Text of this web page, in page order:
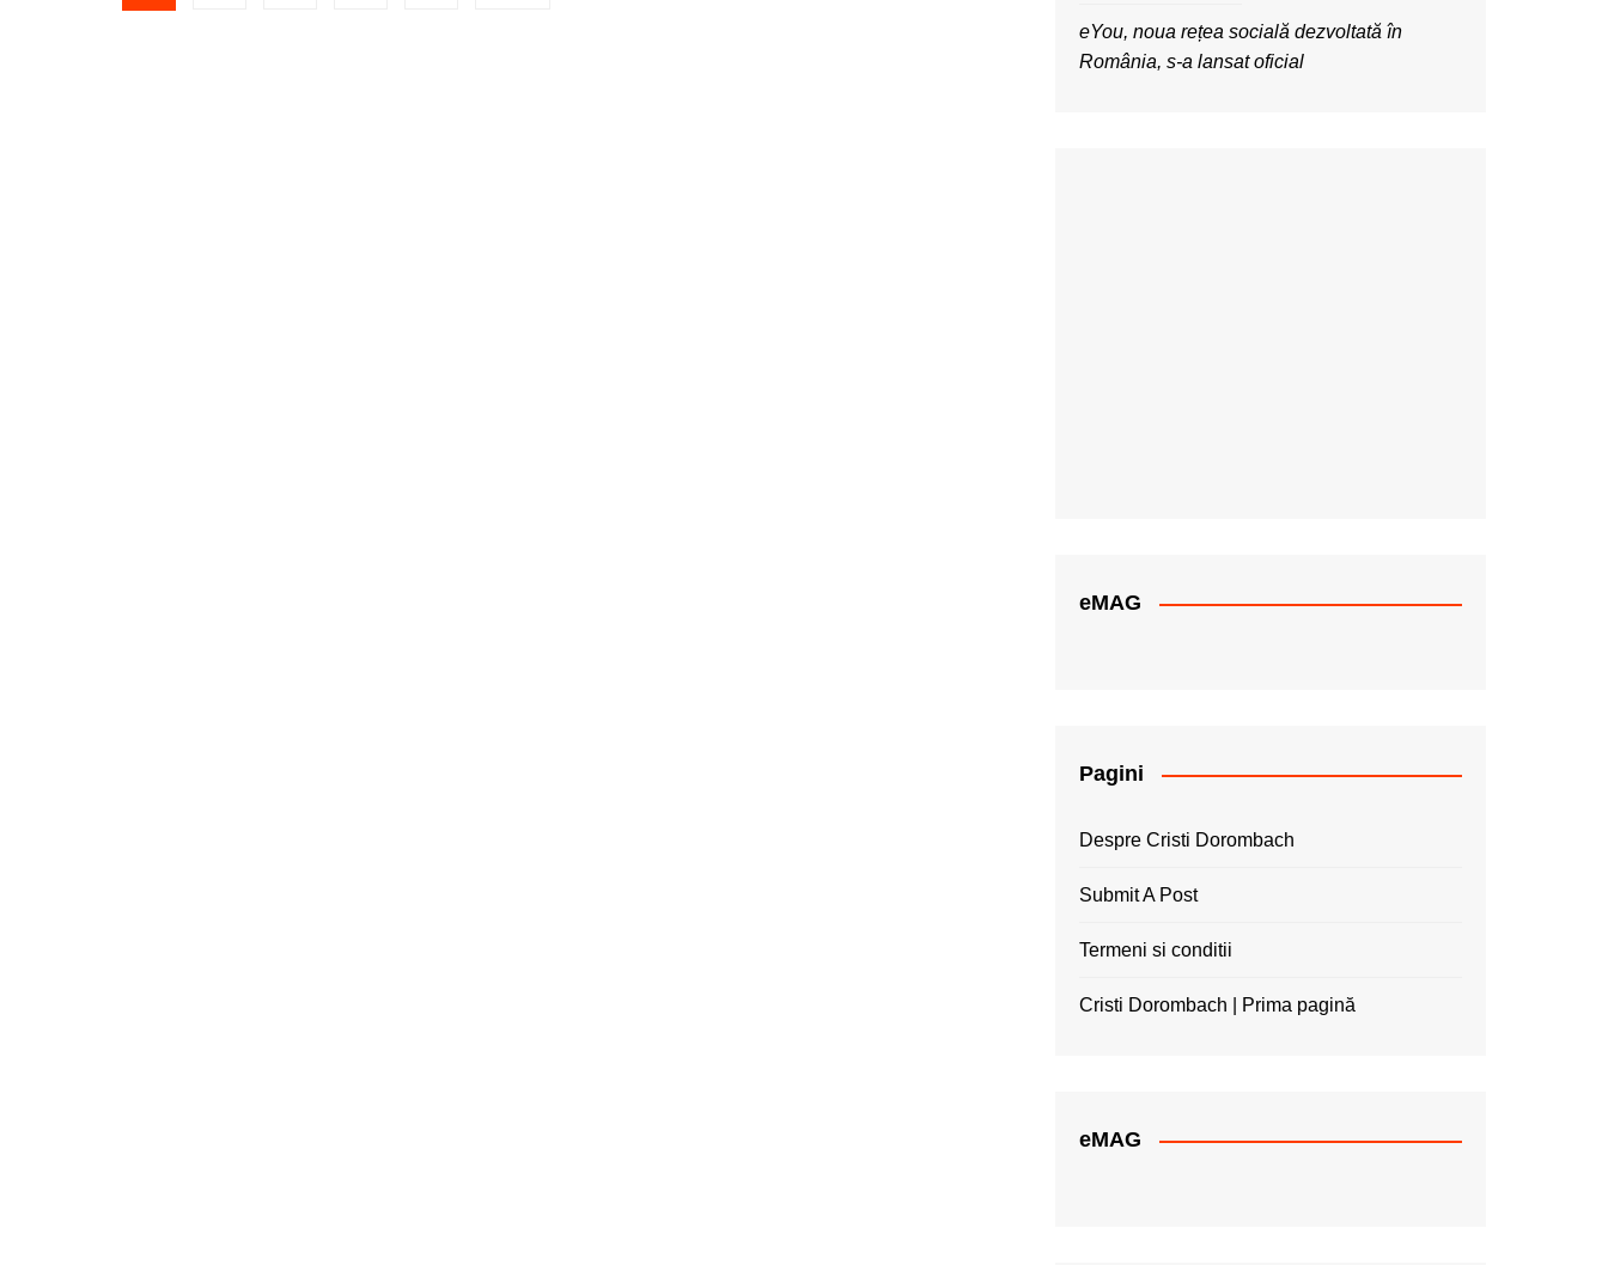
pagination
eYou, noua rețea socială dezvoltată în
România, s-a lansat oficial
eMAG
Pagini
Despre Cristi Dorombach
Submit A Post
Termeni si conditii
Cristi Dorombach | Prima pagină
eMAG